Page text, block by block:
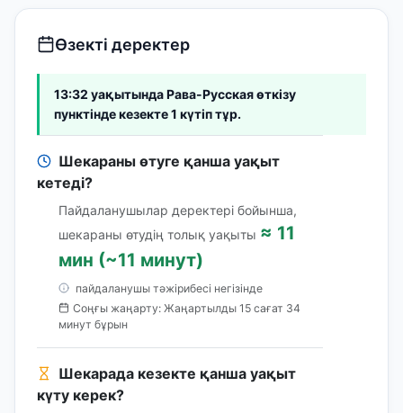
Өзекті деректер
13:32 уақытында Рава-Русская өткізу
пунктінде кезекте 1 күтіп тұр.
Шекараны өтуге қанша уақыт
кетеді?
Пайдаланушылар деректері бойынша,
шекараны өтудің толық уақыты ≈ 11
мин (~11 минут)
пайдаланушы тәжірибесі негізінде
Соңғы жаңарту: Жаңартылды 15 сағат 34
минут бұрын
Шекарада кезекте қанша уақыт
күту керек?